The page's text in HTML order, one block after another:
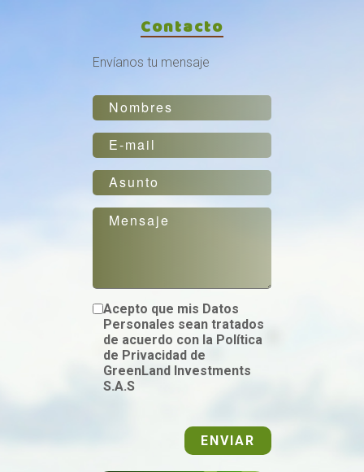
Contacto
Envíanos tu mensaje
Acepto que mis Datos
Personales sean tratados
de acuerdo con la Política
de Privacidad de
GreenLand Investments
S.A.S
ENVIAR